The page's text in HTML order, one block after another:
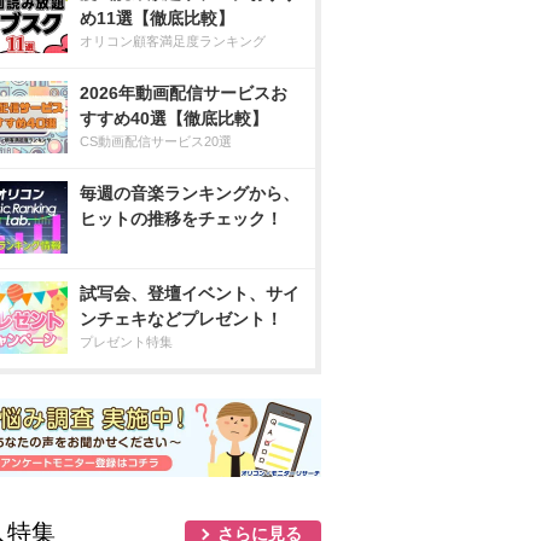
め11選【徹底比較】
オリコン顧客満足度ランキング
2026年動画配信サービスお
すすめ40選【徹底比較】
CS動画配信サービス20選
毎週の音楽ランキングから、
ヒットの推移をチェック！
試写会、登壇イベント、サイ
ンチェキなどプレゼント！
プレゼント特集
特集 さらに見る